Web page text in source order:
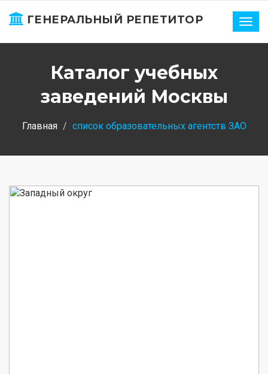
ГЕНЕРАЛЬНЫЙ РЕПЕТИТОР
Каталог учебных
заведений Москвы
Главная список образовательных агентств ЗАО